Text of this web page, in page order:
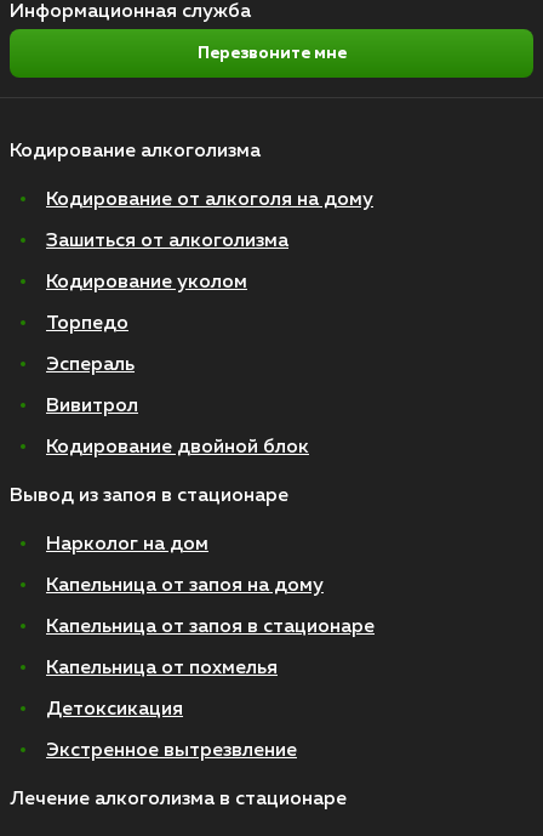
Кодирование алкоголизма
Кодирование от алкоголя на дому
Зашиться от алкоголизма
Кодирование уколом
Торпедо
Эспераль
Вивитрол
Кодирование двойной блок
Вывод из запоя в стационаре
Нарколог на дом
Капельница от запоя на дому
Капельница от запоя в стационаре
Капельница от похмелья
Детоксикация
Экстренное вытрезвление
Лечение алкоголизма в стационаре
Информационная служба
Перезвоните мне